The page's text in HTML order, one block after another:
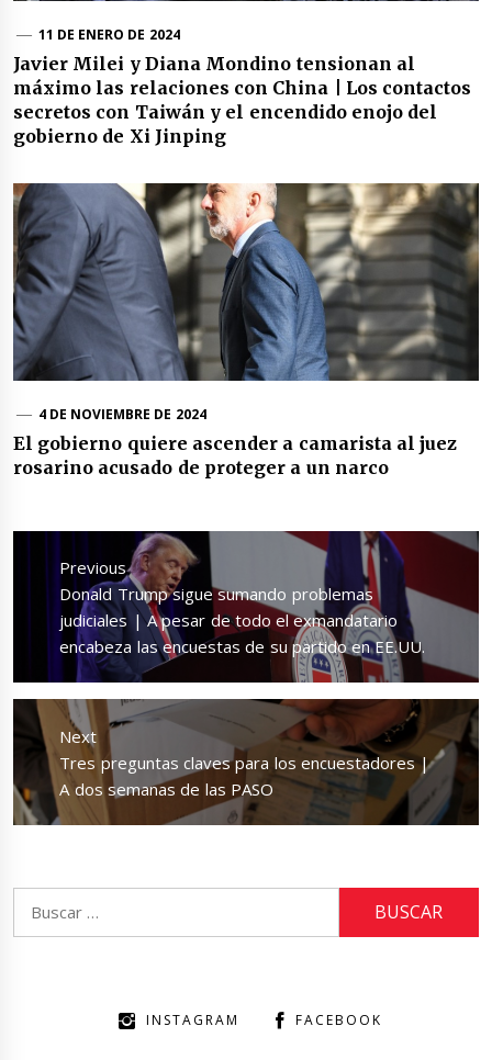
11 DE ENERO DE 2024
Javier Milei y Diana Mondino tensionan al
máximo las relaciones con China | Los contactos
secretos con Taiwán y el encendido enojo del
gobierno de Xi Jinping
4 DE NOVIEMBRE DE 2024
El gobierno quiere ascender a camarista al juez
rosarino acusado de proteger a un narco
Navegación
entradas
Previous
Previous
post:
Donald Trump sigue sumando problemas
judiciales | A pesar de todo el exmandatario
encabeza las encuestas de su partido en EE.UU.
Next
Next
post:
Tres preguntas claves para los encuestadores |
A dos semanas de las PASO
INSTAGRAM FACEBOOK